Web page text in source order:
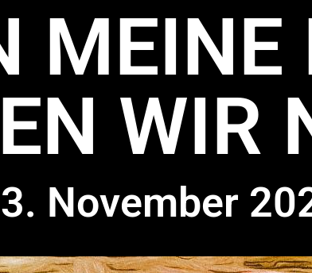
MEINE
WIR
November